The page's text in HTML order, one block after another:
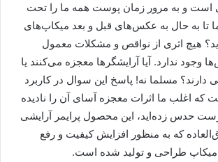
است و به مرور زمان پوست همه ما را تحت
تا به حال به عکس‌های قبل و بعد میکاپ‌های
هیچ اثری از نواقص و مشکلات معمول
وجود ندارد. آیا آرایشگرها معجزه می‌کنند یا
مسلما نه! پاسخ این سوال در کاربرد
اغلب ما اثرات معجزه آسای آن را نادیده
حدس زده‌اید، این محصول پرایمر آرایشی
که به منظور افزایش کیفیت و رفع
طراحی و تولید شده است.